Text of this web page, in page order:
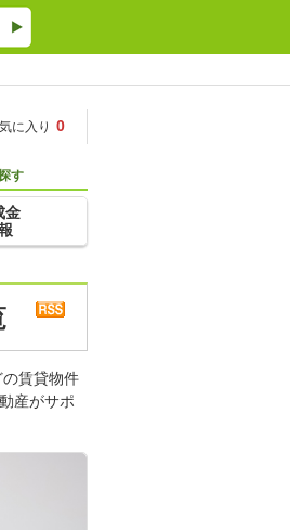
に入り 0
す
金
賃貸物件
産がサポ